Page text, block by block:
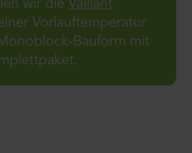
wir die Vaillant
Vorlauftemperatur
Bauform mit